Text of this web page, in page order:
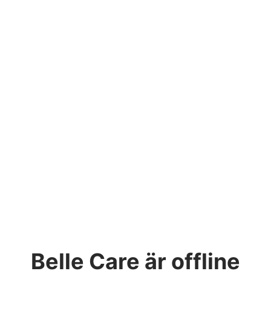
Belle Care är offline